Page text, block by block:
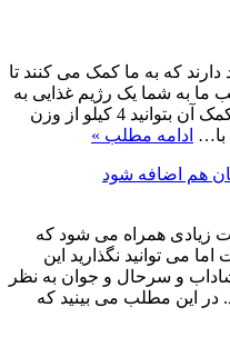
که به ما کمک می کنند تا
ما به شما یک رژیم غذایی به
مدت 4 هفته پیشنهاد می کنیم که به کمک آن بتوانید 4 کیلو از وزن
با… ادامه مطلب »
زیادی همراه می شود که
می توانید نگذارید این
شاداب و سرحال و جوان به نظر
در این مطلب می بینید که